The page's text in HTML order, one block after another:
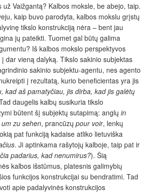
už Vaižgantą? Kalbos moksle, be abejo, taip.
kaip buvo parodyta, kalbos mokslu grįstų
tikslo konstrukciją nėra – bent jau
jų pateikti. Tuomet gal būtų galima
Iš kalbos mokslo perspektyvos
dar vieną dalyką. Tikslo sakinio subjektas
sakinio sub­jektu-agentu, nes agento
į rezultatą, kurio beneficientas yra jis
kad aš pamatyčiau, jis dirba, kad jis galėtų
daugelis kalbų susikuria tikslo
būtent šį subjektų sutapimą: anglų in
um zu sehen, prancūzų pour voir, lenkų
pat funkciją kadaise atliko lietuviška
. Ji aptinkama rašytojų kalboje, taip pat ir
padarius, kad nenumirus?). Šią
kalbos išstūmus, platesnis galimybių
funkcijos konstrukcijai su bendratimi. Tad
apie padalyvinės konstrukcijos